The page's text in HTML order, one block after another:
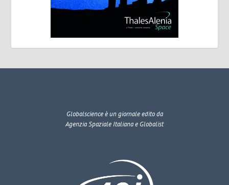
Globalscienceè un giornale edito da
Agenzia Spaziale Italiana e Globalist